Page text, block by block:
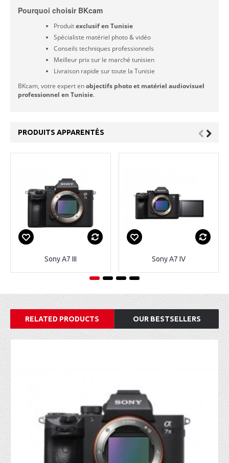
Pourquoi choisir BKcam
Produitexclusif en Tunisie
Spécialiste matériel photo & vidéo
Conseils techniques professionnels
Meilleur prix sur le marché tunisien
Livraison rapide sur toute la Tunisie
BKcam, votre expert enobjectifs photo et matériel audiovisuel
professionnel en Tunisie.
PRODUITS APPARENTÉS
Sony A7 III Sony A7 IV
RELATED PRODUCTS OUR BESTSELLERS